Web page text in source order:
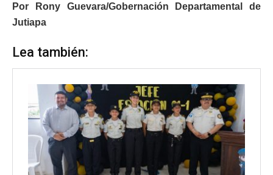
Por Rony Guevara/Gobernación Departamental de
Jutiapa
Lea también: